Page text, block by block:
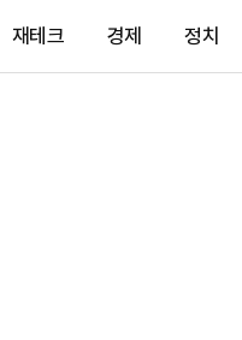
재테크 경제 정치